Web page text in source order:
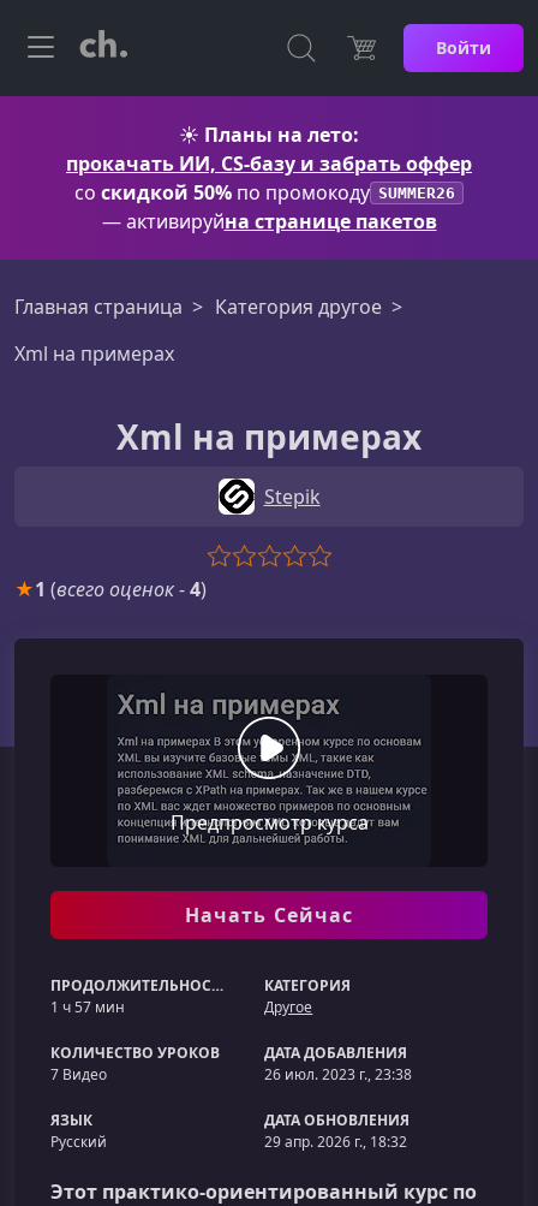
Войти
☀️ Планы на лето:
прокачать ИИ, CS-базу и забрать оффер
со скидкой 50% по промокоду SUMMER26
— активируйна странице пакетов
Главная страница
Категория другое
Xml на примерах
Xml на примерах
Stepik
★1 (всего оценок-4)
Предпросмотр курса
Начать Сейчас
ПРОДОЛЖИТЕЛЬНОСТЬ
1 ч 57 мин
КАТЕГОРИЯ
Другое
КОЛИЧЕСТВО УРОКОВ
7 Видео
ДАТА ДОБАВЛЕНИЯ
26 июл. 2023 г., 23:38
ЯЗЫК
Русский
ДАТА ОБНОВЛЕНИЯ
29 апр. 2026 г., 18:32
Этот практико-ориентированный курс по